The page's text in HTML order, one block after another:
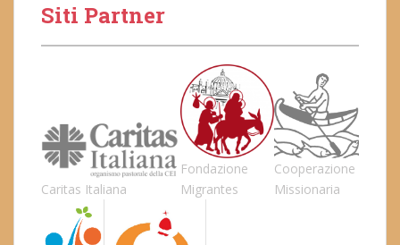
Siti Partner
Caritas Italiana
Fondazione
Migrantes
Cooperazione
Missionaria